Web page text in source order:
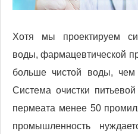
Хотя мы проектируем
воды, фармацевтической
больше чистой воды, чем
Система очистки
пермеата менее 50
промышленность